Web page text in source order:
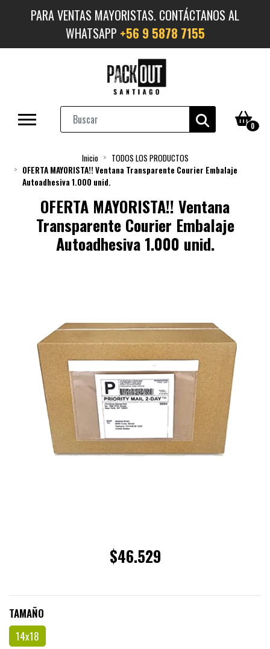
PARA VENTAS MAYORISTAS. CONTÁCTANOS AL
WHATSAPP +56 9 5878 7155
0
Inicio
TODOS LOS PRODUCTOS
OFERTA MAYORISTA!! Ventana Transparente Courier Embalaje
Autoadhesiva 1.000 unid.
OFERTA MAYORISTA!! Ventana
Transparente Courier Embalaje
Autoadhesiva 1.000 unid.
$46.529
TAMAÑO
14x18